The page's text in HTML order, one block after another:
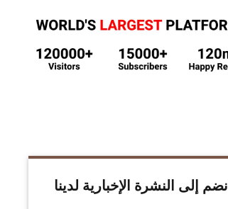
انضم إلى النشرة الإخبارية لدينا